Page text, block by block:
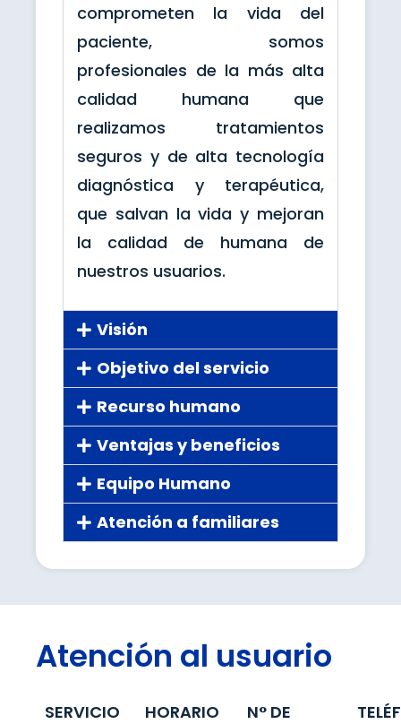
comprometen la vida del
paciente, somos
profesionales de la más alta
calidad humana que
realizamos tratamientos
seguros y de alta tecnología
diagnóstica y terapéutica,
que salvan la vida y mejoran
la calidad de humana de
nuestros usuarios.
Visión
Objetivo del servicio
Recurso humano
Ventajas y beneficios
Equipo Humano
Atención a familiares
Atención al usuario
SERVICIO
HORARIO
N° DE